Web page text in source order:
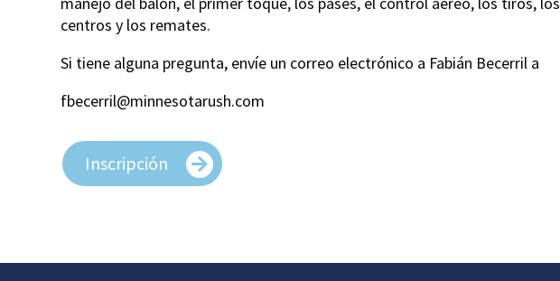
centros y los remates.
Si tiene alguna pregunta, envíe un correo electrónico a Fabián Becerril a
fbecerril@minnesotarush.com
Inscripción